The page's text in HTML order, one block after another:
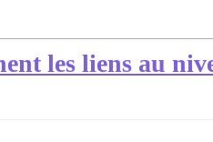
les liens au